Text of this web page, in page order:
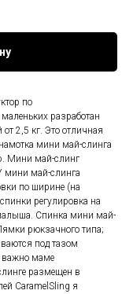
по
разработан
2,5 кг. Это отличная
мини май-слинга
Мини май-слинг
мини май-слинга
по ширине (на
регулировка на
Спинка мини май-
рюкзачного типа;
под тазом
важно маме
размещен в
CaramelSling я